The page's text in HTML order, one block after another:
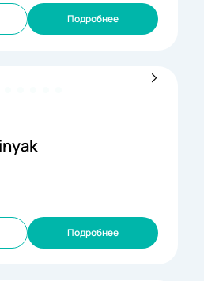
Подробнее
Подробнее